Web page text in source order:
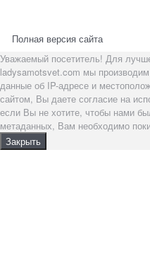
Полная версия сайта
Уважаемый посетитель! Для
ladysamotsvet.com мы
данные об IP-адресе и
сайтом, Вы даете согласие на
если Вы не хотите, чтобы нами
метаданных, Вам необходимо
Закрыть